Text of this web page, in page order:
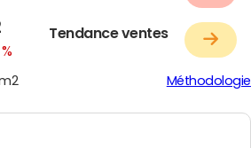
Tendance ventes
Méthodologie